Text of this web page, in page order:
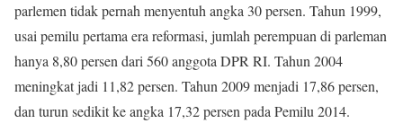
parlemen tidak pernah menyentuh angka 30 persen. Tahun 1999,
usai pemilu pertama era reformasi, jumlah perempuan di parleman
hanya 8,80 persen dari 560 anggota DPR RI. Tahun 2004
meningkat jadi 11,82 persen. Tahun 2009 menjadi 17,86 persen,
dan turun sedikit ke angka 17,32 persen pada Pemilu 2014.